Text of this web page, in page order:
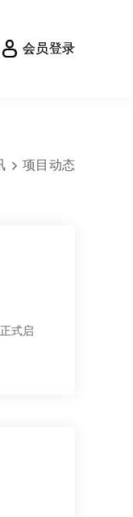
 会员登录
 项目动态
式启